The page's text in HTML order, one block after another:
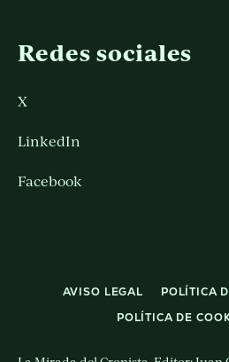
Redes sociales
X
LinkedIn
Facebook
AVISO LEGAL
POLÍTICA
POLÍTICA DE